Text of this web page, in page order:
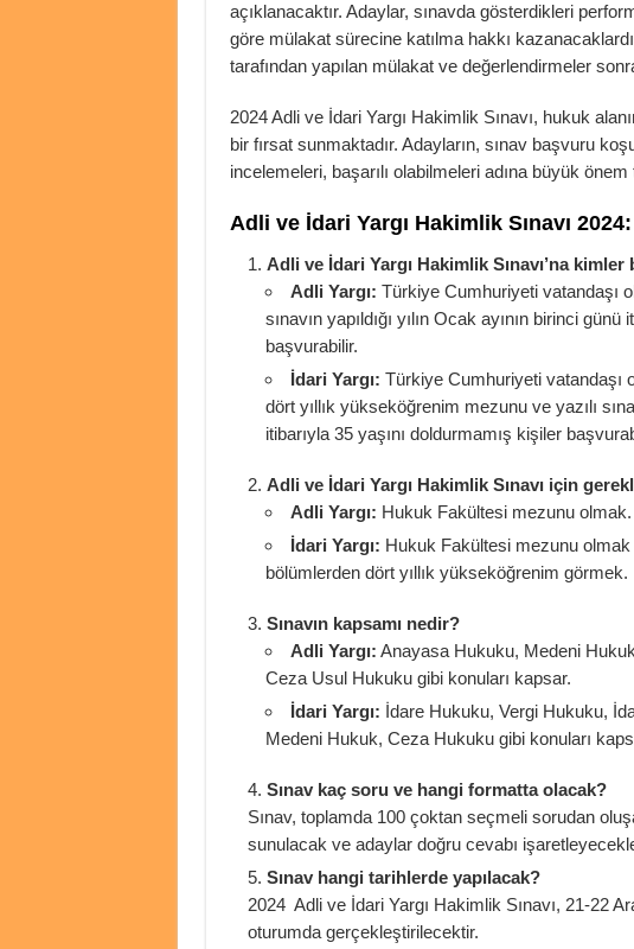
açıklanacaktır. Adaylar, sınavda gösterdikleri
göre mülakat sürecine katılma hakkı
tarafından yapılan mülakat ve değerlendirmeler
2024 Adli ve İdari Yargı Hakimlik Sınavı, hukuk
bir fırsat sunmaktadır. Adayların, sınav başvuru
incelemeleri, başarılı olabilmeleri adına büyük önem
Adli ve İdari Yargı Hakimlik Sınavı
Adli ve İdari Yargı Hakimlik Sınavı’na
Adli Yargı: Türkiye Cumhuriyeti vatandaşı
sınavın yapıldığı yılın Ocak ayının birinci
başvurabilir.
İdari Yargı: Türkiye Cumhuriyeti vatandaşı
dört yıllık yükseköğrenim mezunu ve yazılı
itibarıyla 35 yaşını doldurmamış kişiler
Adli ve İdari Yargı Hakimlik Sınavı için
Adli Yargı: Hukuk Fakültesi mezunu olmak.
İdari Yargı: Hukuk Fakültesi mezunu
bölümlerden dört yıllık yükseköğrenim görmek.
Sınavın kapsamı nedir?
Adli Yargı: Anayasa Hukuku, Medeni
Ceza Usul Hukuku gibi konuları kapsar.
İdari Yargı: İdare Hukuku, Vergi Hukuku,
Medeni Hukuk, Ceza Hukuku gibi konuları
Sınav kaç soru ve hangi formatta olacak?
Sınav, toplamda 100 çoktan seçmeli sorudan
sunulacak ve adaylar doğru cevabı
Sınav hangi tarihlerde yapılacak?
2024 Adli ve İdari Yargı Hakimlik Sınavı, 21-22
oturumda gerçekleştirilecektir.